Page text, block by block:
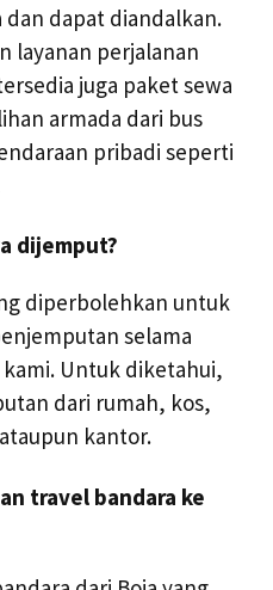
dapat diandalkan.
layanan perjalanan
juga paket sewa
armada dari bus
pribadi seperti
dijemput?
diperbolehkan untuk
selama
Untuk diketahui,
dari rumah, kos,
kantor.
travel bandara ke